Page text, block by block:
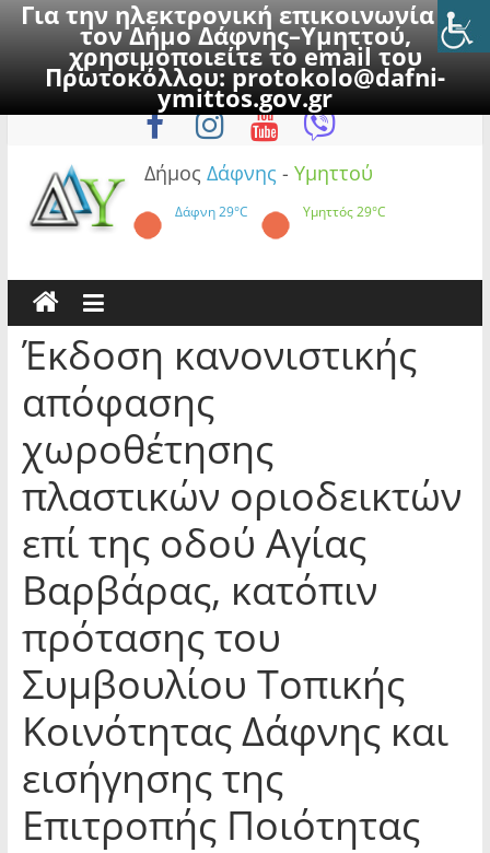
Για την ηλεκτρονική επικοινωνία με
τον Δήμο Δάφνης–Υμηττού,
χρησιμοποιείτε το email του
Πρωτοκόλλου:protokolo@dafni-
ymittos.gov.gr
to
Σάββατο, 8 Αυγούστου 2026
Δήμος Δάφνης - Υμηττού
Δάφνη29°C Υμηττός29°C
Έκδοση κανονιστικής
απόφασης
χωροθέτησης
πλαστικών οριοδεικτών
επί της οδού Αγίας
Βαρβάρας, κατόπιν
πρότασης του
Συμβουλίου Τοπικής
Κοινότητας Δάφνης και
εισήγησης της
Επιτροπής Ποιότητας